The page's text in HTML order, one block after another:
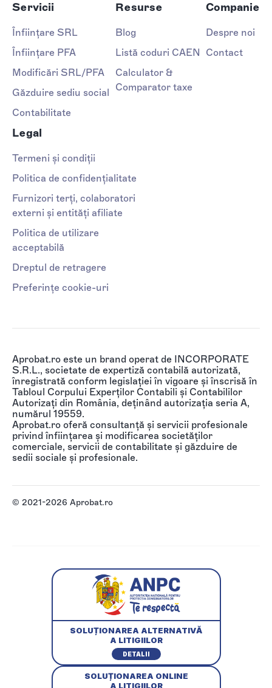
Servicii
Înființare SRL
Înființare PFA
Modificări SRL/PFA
Găzduire sediu social
Contabilitate
Resurse
Blog
Listă coduri CAEN
Calculator &
Comparator taxe
Companie
Despre noi
Contact
Legal
Termeni și condiții
Politica de confidențialitate
Furnizori terți, colaboratori
externi și entități afiliate
Politica de utilizare
acceptabilă
Dreptul de retragere
Preferințe cookie-uri
Aprobat.ro este un brand operat de INCORPORATE
S.R.L., societate de expertiză contabilă autorizată,
înregistrată conform legislației în vigoare și înscrisă în
Tabloul Corpului Experților Contabili și Contabililor
Autorizați din România, deținând autorizația seria A,
numărul 19559.
Aprobat.ro oferă consultanță și servicii profesionale
privind înființarea și modificarea societăților
comerciale, servicii de contabilitate și găzduire de
sedii sociale și profesionale.
© 2021-2026 Aprobat.ro
SOLUȚIONAREA ALTERNATIVĂ
A LITIGIILOR
DETALII
SOLUȚIONAREA ONLINE
A LITIGIILOR